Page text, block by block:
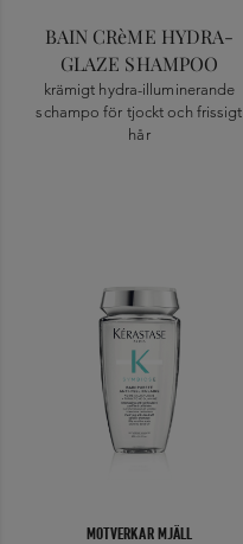
BAIN CRèME HYDRA-
GLAZE SHAMPOO
krämigt hydra-illuminerande
schampo för tjockt och frissigt
hår
MOTVERKAR MJÄLL